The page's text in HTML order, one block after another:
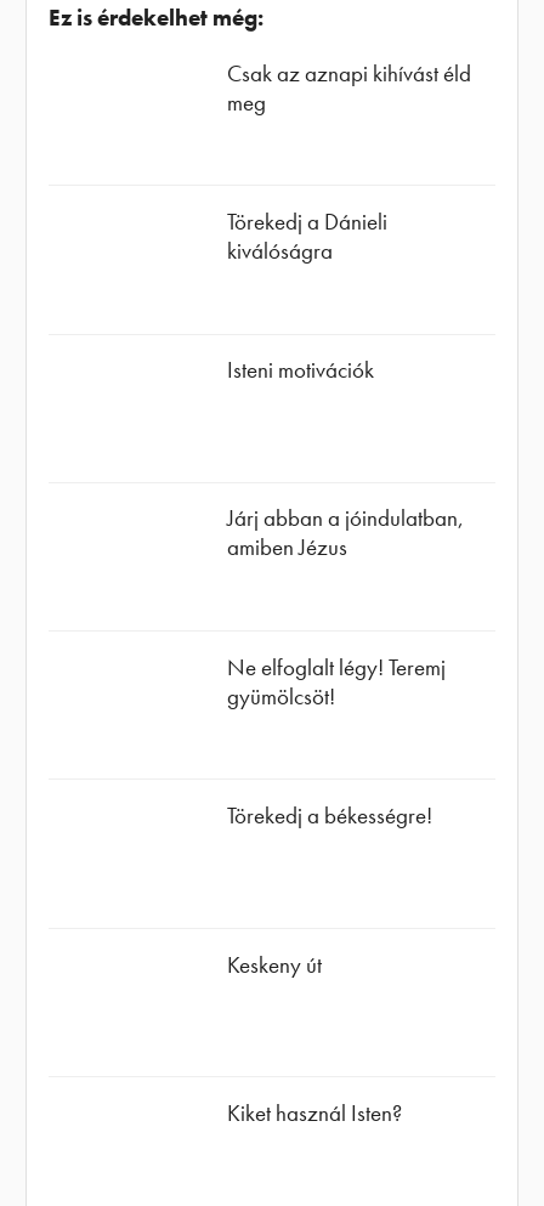
Ez is érdekelhet még:
Csak az aznapi kihívást éld
meg
Törekedj a Dánieli
kiválóságra
Isteni motivációk
Járj abban a jóindulatban,
amiben Jézus
Ne elfoglalt légy! Teremj
gyümölcsöt!
Törekedj a békességre!
Keskeny út
Kiket használ Isten?